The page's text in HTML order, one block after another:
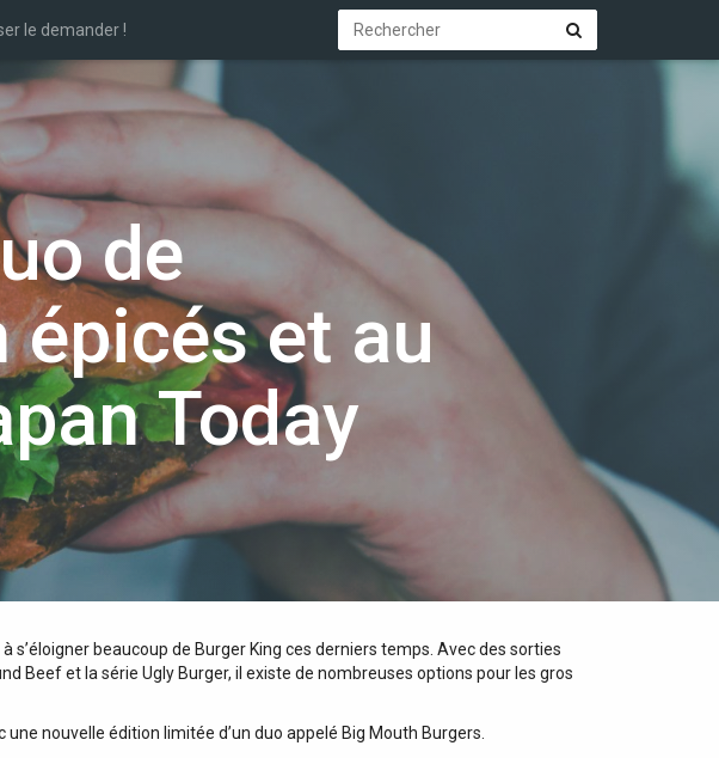
le demander ! Rechercher Rechercher
de
et au
Today
beaucoup de Burger King ces derniers temps. Avec des sorties
Beef et la série Ugly Burger, il existe de nombreuses options pour les gros
nouvelle édition limitée d’un duo appelé Big Mouth Burgers.